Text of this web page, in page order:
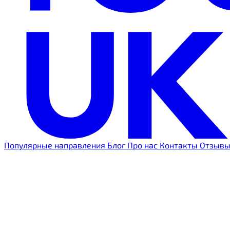
Популярные направления Блог Про нас Контакты Отзывы